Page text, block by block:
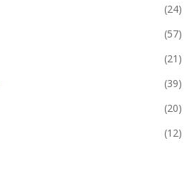
(24)
(57)
(21)
(39)
(20)
(12)